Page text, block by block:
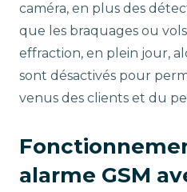
caméra, en plus des
que les braquages ou
effraction, en plein jour,
sont désactivés pour
venus des clients et du
alarme GSM